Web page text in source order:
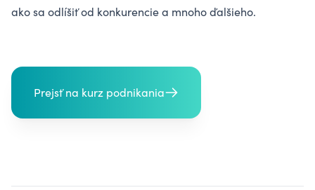
ako sa odlíšiť od konkurencie a mnoho ďalšieho.
Prejsť na kurz podnikania